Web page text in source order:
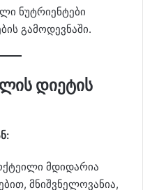
ნუტრიენტები
გამოდევნაში.
დიეტის
მდიდარია
მნიშვნელოვანია,